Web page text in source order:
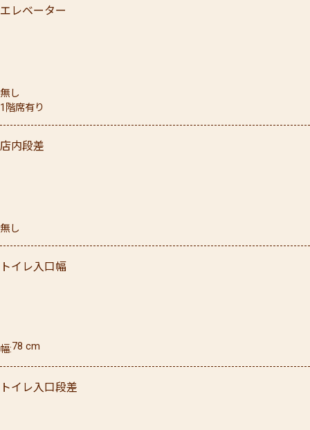
エレベーター
無し
1階席有り
店内段差
無し
トイレ入口幅
幅 78 cm
トイレ入口段差